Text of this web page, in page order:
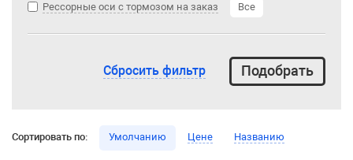
Рессорные оси с тормозом на заказ
Все
Сбросить фильтр
Сортировать по: Умолчанию Цене Названию